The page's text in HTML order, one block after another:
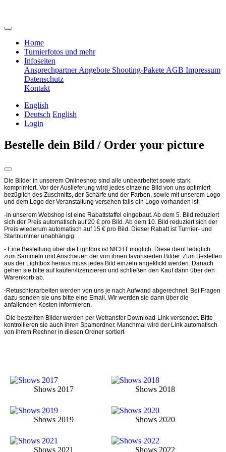
Home
Turnierfotos und mehr
Infoseiten
AnsprechpartnerAngebote Shooting-Pakete AGB Impressum
Datenschutz
Kontakt
English
Deutsch English
Login
Bestelle dein Bild / Order your picture
Die Bilder in unserem Onlineshop sind alle unbearbeitet sowie stark
komprimiert. Vor der Auslieferung wird jedes einzelne Bild von uns optimiert
bezüglich des Zuschnitts, der Schärfe und der Farben, sowie mit unserem Logo
und dem Logo der Veranstaltung versehen falls ein Logo vorhanden ist.
-In unserem Webshop ist eine Rabattstaffel eingebaut. Ab dem 5. Bild reduziert
sich der Preis automatisch auf 20 € pro Bild. Ab dem 10. Bild reduziert sich der
Preis wiederum automatisch auf 15 € pro Bild. Dieser Rabatt ist Turnier- und
Startnummer unabhängig.
- Eine Bestellung über die Lightbox ist NICHT möglich. Diese dient lediglich
zum Sammeln und Anschauen der von ihnen favorisierten Bilder. Zum Bestellen
aus der Lightbox heraus muss jedes Bild einzeln angeklickt werden. Danach
gehen sie bitte auf kaufen/lizenzieren und schließen den Kauf dann über den
Warenkorb ab.
-Retuschierarbeiten werden von uns je nach Aufwand abgerechnet. Bei Fragen
dazu senden sie uns bitte eine Email. Wir werden sie dann über die
anfallenden Kosten informieren.
-Die bestellten Bilder werden per Wetransfer Download-Link versendet. Bitte
kontrollieren sie auch ihren Spamordner. Manchmal wird der Link automatisch
von ihrem Rechner in diesen Ordner sortiert.
Shows 2017 Shows 2018
Shows 2019 Shows 2020
Shows 2021 Shows 2022